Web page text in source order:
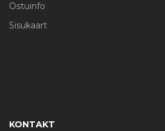
Ostuinfo
Sisukaart
KONTAKT